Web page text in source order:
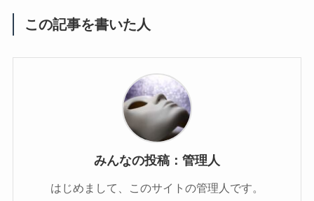
この記事を書いた人
みんなの投稿：管理人
はじめまして、このサイトの管理人です。